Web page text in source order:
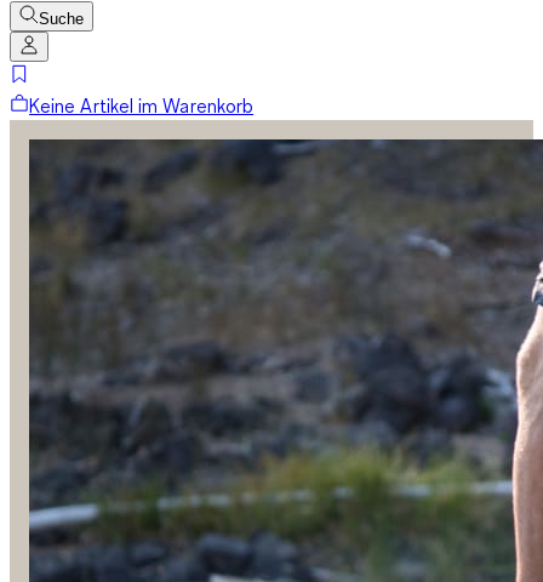
Suche
Keine Artikel im Warenkorb